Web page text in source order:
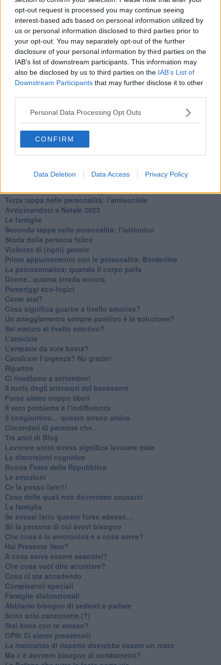
opt-out request is processed you may continue seeing
interest-based ads based on personal information utilized by
us or personal information disclosed to third parties prior to
your opt-out. You may separately opt-out of the further
disclosure of your personal information by third parties on the
IAB’s list of downstream participants. This information may
also be disclosed by us to third parties on the IAB’s List of
Downstream Participants that may further disclose it to other
Personal Data Processing Opt Outs
CONFIRM
Data Deletion Data Access Privacy Policy
La maternità
​L’uomo o l’orso?
Non hanno un amico a teatro​
​Tutta una questione di rispetto
​Cose che ci esauriscono
​Vespa che passione!
​Lasciate ai vostri figli il diritto di piangere
​Parole d’amore regalate al vento
​Saper pazientare
​Giornata del Fiocchetto Lilla
​Venerdì emozionalmente sostenibile
Ma ti ascolti?
Contornati di persone che…
Non dare niente per scontato
Quarta tappa nelle personalità: il narcisista
​Nuovi arrivi!
​Terza tappa nelle personalità: l’antisociale
​Avvicinandoci a Natale 2023
Le famiglie
Seconda tappa nelle personalità: l’istrionico
​Storia della persona felice
Violenze di (ogni) genere
​Primo appuntamento con le personalità: Borderline
La psicosomatica: quando il corpo parla
Donne...quanta strada ancora
​Pomeriggi eco-logici
​Come stai?
Cosa significa guarire a livello emotivo?
​Un atteggiamento sempre positivo è la soluzione?
​Sei maturo al livello emotivo?
​L’amicizia
​L’empatia da sola basta?
​Cavalcare l’urgenza? No grazie!
Ripartire
​Ci rivediamo a settembre!
​Il ruolo degli attivatori del benessere
​Forse siamo troppo liberi
​Il vero problema è l’indifferenza
​Il congiuntivo… questo strano amico
​Circondati di persone che…
​Tre anni di Blog
​Lavorare sotto stress significa lavorare male
​Le distorsioni cognitive
​Buona Festa della Repubblica
Le emozioni
​Ce la posso fare!!!
​Cose delle quali non dovremmo scusarci
​La famiglia
​Se avessi fatto questo forse adesso…
​Sii la persona di cui avevi bisogno
Che cosa è la serotonina e a cosa serve?
​Hai Presente Vero?
A cosa serve essere assertivi?
​Che cosa vuol dire accettare?
​Cosa ci sta accadendo
​Compleanni speciali
​Famiglie disfunzionali
​Abbiamo bisogno di sederci e parlare
Sono solo canzonette (?)
​Stai bene con te stesso?
​OPS! Ci siamo presentati!
​La mancanza di rispetto dovrebbe essere un reato
​Ma c’è davvero bisogno di combattenti?